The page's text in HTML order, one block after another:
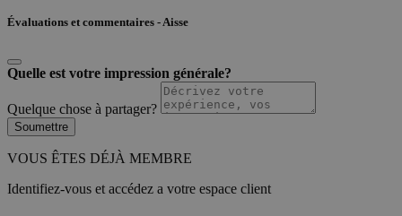
Évaluations et commentaires - Aisse
Quelle est votre impression générale?
Quelque chose à partager?
Soumettre
VOUS ÊTES DÉJÀ MEMBRE
Identifiez-vous et accédez a votre espace client